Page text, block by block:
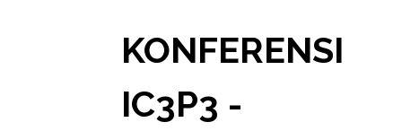
KONFERENSI
IC3P3 -